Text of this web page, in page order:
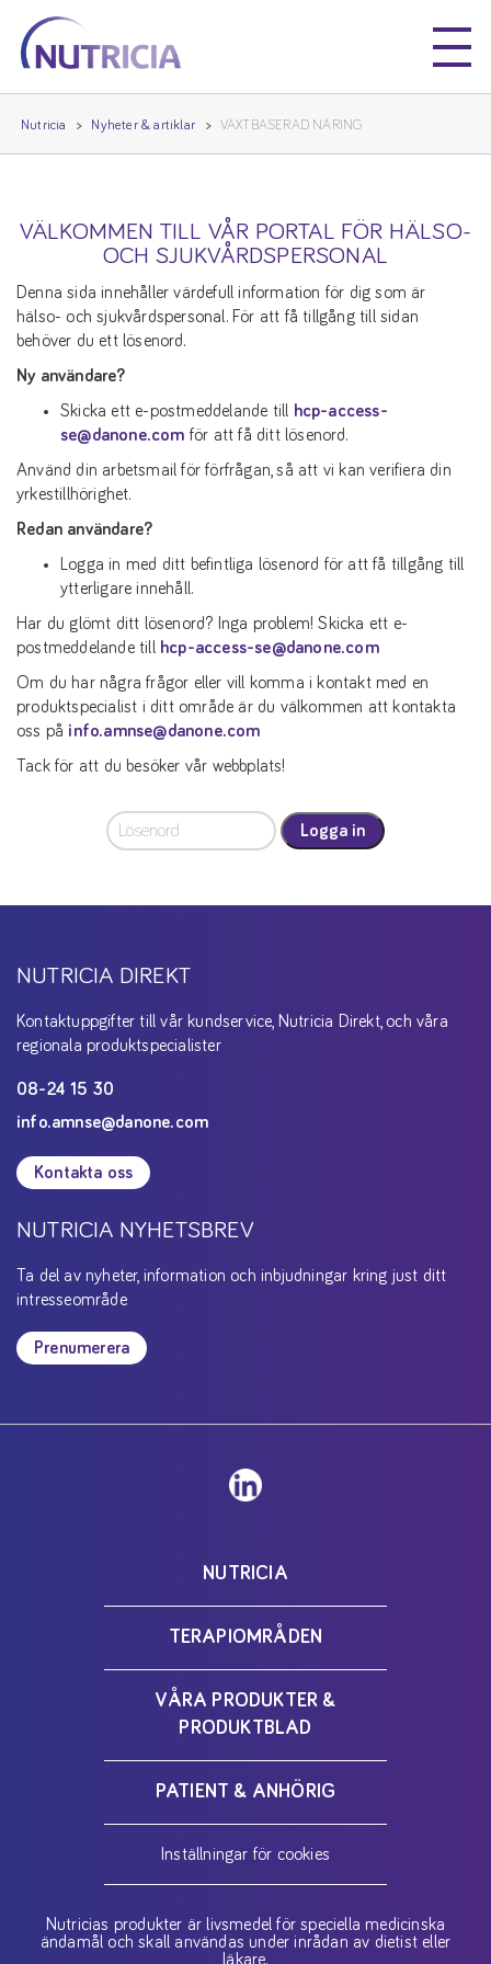
Nutricia
Nutricia
Nutricia Nyheter & artiklar VÄXTBASERAD NÄRING
VÄLKOMMEN TILL VÅR PORTAL FÖR HÄLSO-
OCH SJUKVÅRDSPERSONAL
Denna sida innehåller värdefull information för dig som är
hälso- och sjukvårdspersonal. För att få tillgång till sidan
behöver du ett lösenord.
Ny användare?
Skicka ett e-postmeddelande till
hcp-access-
se@danone.com för att få ditt lösenord.
Använd din arbetsmail för förfrågan, så att vi kan verifiera din
yrkestillhörighet.
Redan användare?
Logga in med ditt befintliga lösenord för att få tillgång till
ytterligare innehåll.
Har du glömt ditt lösenord? Inga problem! Skicka ett e-
postmeddelande till
hcp-access-se@danone.com
Om du har några frågor eller vill komma i kontakt med en
produktspecialist i ditt område är du välkommen att kontakta
oss på info.amnse@danone.com
Tack för att du besöker vår webbplats!
Logga in
NUTRICIA DIREKT
Kontaktuppgifter till vår kundservice, Nutricia Direkt, och våra
regionala produktspecialister
08-24 15 30
info.amnse@danone.com
Kontakta oss
NUTRICIA NYHETSBREV
Ta del av nyheter, information och inbjudningar kring just ditt
intresseområde
Prenumerera
NUTRICIA
TERAPIOMRÅDEN
VÅRA PRODUKTER &
PRODUKTBLAD
PATIENT & ANHÖRIG
Inställningar för cookies
Nutricias produkter är livsmedel för speciella medicinska
ändamål och skall användas under inrådan av dietist eller
läkare.